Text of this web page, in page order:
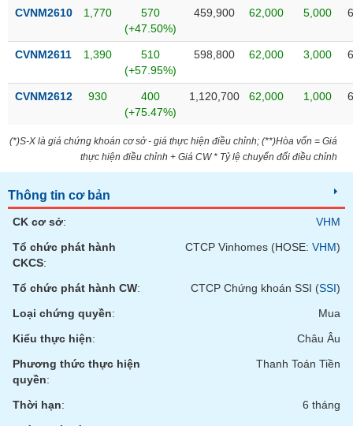
CVNM2610 1,770
570
(+47.50%)
459,900 62,000 5,000
CVNM2611 1,390
510
(+57.95%)
598,800 62,000 3,000
CVNM2612 930
400
(+75.47%)
1,120,700 62,000 1,000
(*)S-X là giá chứng khoán cơ sở - giá thực hiện điều chỉnh; (**)Hòa vốn = Giá
thực hiện điều chỉnh + Giá CW * Tỷ lệ chuyển đổi điều chỉnh
Thông tin cơ bản
CK cơ sở:
VHM
Tổ chức phát hành
CKCS:
CTCP Vinhomes (HOSE: VHM)
Tổ chức phát hành CW: CTCP Chứng khoán SSI (SSI)
Loại chứng quyền:
Mua
Kiểu thực hiện:
Châu Âu
Phương thức thực hiện
quyền:
Thanh Toán Tiền
Thời hạn:
6 tháng
giả
(-)
cáo
phân
Thuật
(-)
Dịch
vụ
(-)
Đào
tạo
Sách